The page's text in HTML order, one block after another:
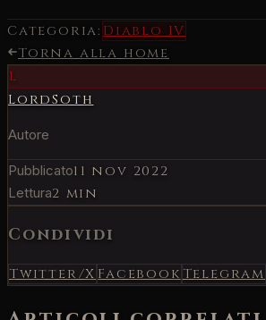
Categoria:Diablo IV
Torna alla home
L
LordSoth
Autore
Pubblicato11 nov 2022
Lettura2 min
Condividi
Twitter/XFacebookTelegram